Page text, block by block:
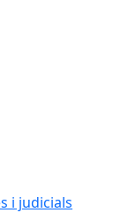
i judicials